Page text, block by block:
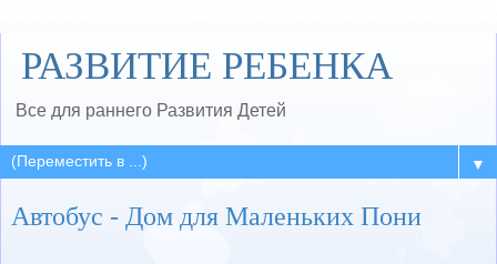
РАЗВИТИЕ РЕБЕНКА
Все для раннего Развития Детей
▼
Автобус - Дом для Маленьких Пони